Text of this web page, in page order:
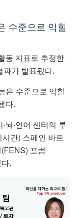
수준으로 익힐
동 지표로 추정한
과가 발표됐다.
은 수준으로 익힐
다.
뇌·언어 센터의 루
간) 스페인 바르
포럼
.